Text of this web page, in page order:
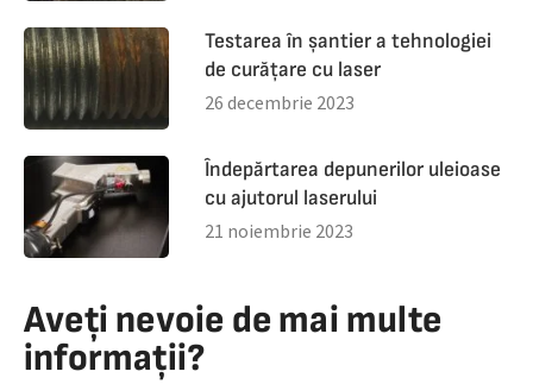
Testarea în șantier a tehnologiei
de curățare cu laser
26 decembrie 2023
Îndepărtarea depunerilor uleioase
cu ajutorul laserului
21 noiembrie 2023
Aveți nevoie de mai multe
informații?